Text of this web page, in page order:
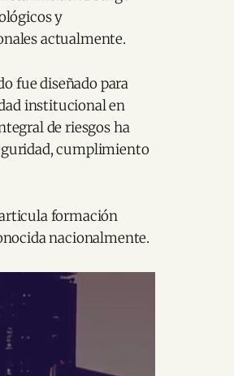
y
actualmente.
fue diseñado para
institucional en
de riesgos ha
cumplimiento
formación
nacionalmente.